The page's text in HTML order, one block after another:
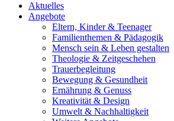
Aktuelles
Angebote
Eltern, Kinder & Teenager
Familienthemen & Pädagogik
Mensch sein & Leben gestalten
Theologie & Zeitgeschehen
Trauerbegleitung
Bewegung & Gesundheit
Ernährung & Genuss
Kreativität & Design
Umwelt & Nachhaltigkeit